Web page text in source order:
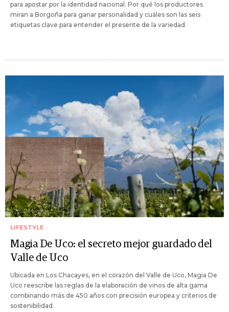
para apostar por la identidad nacional. Por qué los productores
miran a Borgoña para ganar personalidad y cuáles son las seis
etiquetas clave para entender el presente de la variedad.
LIFESTYLE
Magia De Uco: el secreto mejor guardado del
Valle de Uco
Ubicada en Los Chacayes, en el corazón del Valle de Uco, Magia De
Uco reescribe las reglas de la elaboración de vinos de alta gama
combinando más de 450 años con precisión europea y criterios de
sostenibilidad.